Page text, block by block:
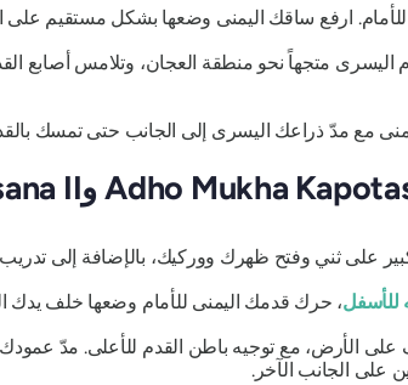
ارفع ساقك اليمنى وضعها بشكل مستقيم على
متجهاً نحو منطقة العجان، وتلامس أصابع
مدّ ذراعك اليسرى إلى الجانب حتى تمسك
على ثني وفتح ظهرك ووركيك، بالإضافة إلى
للأسفل، حرك قدمك اليمنى للأمام وضعها خلف يدك
على الأرض، مع توجيه باطن القدم للأعلى. مدّ
على الجانب الآخر.